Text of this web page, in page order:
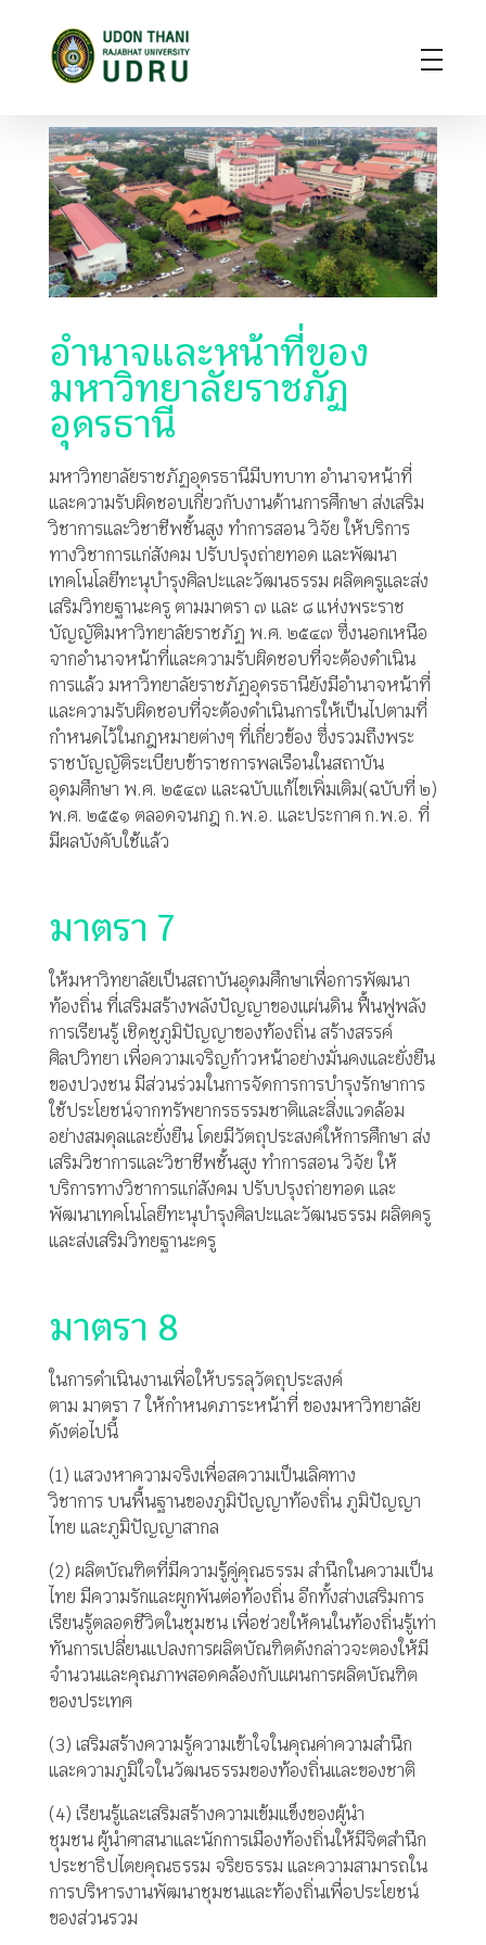
อำนาจและหน้าที่ของ
มหาวิทยาลัยราชภัฏ
อุดรธานี
มหาวิทยาลัยราชภัฏอุดรธานีมีบทบาท อำนาจหน้าที่
และความรับผิดชอบเกี่ยวกับงานด้านการศึกษา ส่งเสริม
วิชาการและวิชาชีพชั้นสูง ทำการสอน วิจัย ให้บริการ
ทางวิชาการแก่สังคม ปรับปรุงถ่ายทอด และพัฒนา
เทคโนโลยีทะนุบำรุงศิลปะและวัฒนธรรม ผลิตครูและส่ง
เสริมวิทยฐานะครู ตามมาตรา ๗ และ ๘ แห่งพระราช
บัญญัติมหาวิทยาลัยราชภัฏ พ.ศ. ๒๕๔๗ ซึ่งนอกเหนือ
จากอำนาจหน้าที่และความรับผิดชอบที่จะต้องดำเนิน
การแล้ว มหาวิทยาลัยราชภัฏอุดรธานียังมีอำนาจหน้าที่
และความรับผิดชอบที่จะต้องดำเนินการให้เป็นไปตามที่
กำหนดไว้ในกฎหมายต่างๆ ที่เกี่ยวข้อง ซึ่งรวมถึงพระ
ราชบัญญัติระเบียบข้าราชการพลเรือนในสถาบัน
อุดมศึกษา พ.ศ. ๒๕๔๗ และฉบับแก้ไขเพิ่มเติม(ฉบับที่ ๒)
พ.ศ. ๒๕๕๑ ตลอดจนกฎ ก.พ.อ. และประกาศ ก.พ.อ. ที่
มีผลบังคับใช้แล้ว
มาตรา 7
ให้มหาวิทยาลัยเป็นสถาบันอุดมศึกษาเพื่อการพัฒนา
ท้องถิ่น ที่เสริมสร้างพลังปัญญาของแผ่นดิน ฟื้นฟูพลัง
การเรียนรู้ เชิดชูภูมิปัญญาของท้องถิ่น สร้างสรรค์
ศิลปวิทยา เพื่อความเจริญก้าวหน้าอย่างมั่นคงและยั่งยืน
ของปวงชน มีส่วนร่วมในการจัดการการบำรุงรักษาการ
ใช้ประโยชน์จากทรัพยากรธรรมชาติและสิ่งแวดล้อม
อย่างสมดุลและยั่งยืนโดยมีวัตถุประสงค์ให้การศึกษา ส่ง
เสริมวิชาการและวิชาชีพชั้นสูง ทำการสอนวิจัย ให้
บริการทางวิชาการแก่สังคม ปรับปรุงถ่ายทอด และ
พัฒนาเทคโนโลยีทะนุบำรุงศิลปะและวัฒนธรรม ผลิตครู
และส่งเสริมวิทยฐานะครู
มาตรา 8
ในการดำเนินงานเพื่อให้บรรลุวัตถุประสงค์
ตาม มาตรา 7ให้กำหนดภาระหน้าที่ ของมหาวิทยาลัย
ดังต่อไปนี้
(1) แสวงหาความจริงเพื่อสความเป็นเลิศทาง
วิชาการ บนพื้นฐานของภูมิปัญญาท้องถิ่น ภูมิปัญญา
ไทย และภูมิปัญญาสากล
(2) ผลิตบัณฑิตที่มีความรู้คู่คุณธรรม สำนึกในความเป็น
ไทย มีความรักและผูกพันต่อท้องถิ่นอีกทั้งส่างเสริมการ
เรียนรู้ตลอดชีวิตในชุมชน เพื่อช่วยให้คนในท้องถิ่นรู้เท่า
ทันการเปลี่ยนแปลงการผลิตบัณฑิตดังกล่าวจะตองให้มี
จำนวนและคุณภาพสอดคล้องกับแผนการผลิตบัณฑิต
ของประเทศ
(3) เสริมสร้างความรู้ความเข้าใจในคุณค่าความสำนึก
และความภูมิใจในวัฒนธรรมของท้องถิ่นและของชาติ
(4) เรียนรู้และเสริมสร้างความเข้มแข็งของผู้นำ
ชุมชนผู้นำศาสนาและนักการเมืองท้องถิ่นให้มีจิตสำนึก
ประชาธิปไตยคุณธรรม จริยธรรม และความสามารถใน
การบริหารงานพัฒนาชุมชนและท้องถิ่นเพื่อประโยชน์
ของส่วนรวม